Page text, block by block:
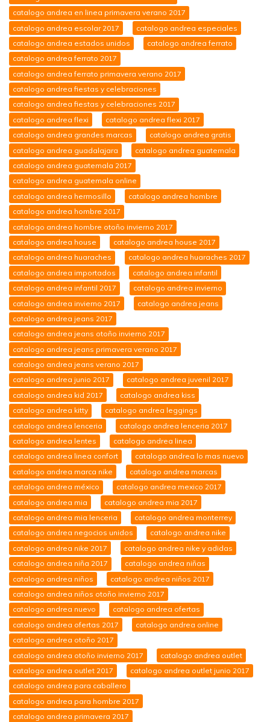
catalogo andrea en linea primavera verano 2017
catalogo andrea escolar 2017
catalogo andrea especiales
catalogo andrea estados unidos
catalogo andrea ferrato
catalogo andrea ferrato 2017
catalogo andrea ferrato primavera verano 2017
catalogo andrea fiestas y celebraciones
catalogo andrea fiestas y celebraciones 2017
catalogo andrea flexi
catalogo andrea flexi 2017
catalogo andrea grandes marcas
catalogo andrea gratis
catalogo andrea guadalajara
catalogo andrea guatemala
catalogo andrea guatemala 2017
catalogo andrea guatemala online
catalogo andrea hermosillo
catalogo andrea hombre
catalogo andrea hombre 2017
catalogo andrea hombre otoño invierno 2017
catalogo andrea house
catalogo andrea house 2017
catalogo andrea huaraches
catalogo andrea huaraches 2017
catalogo andrea importados
catalogo andrea infantil
catalogo andrea infantil 2017
catalogo andrea invierno
catalogo andrea invierno 2017
catalogo andrea jeans
catalogo andrea jeans 2017
catalogo andrea jeans otoño invierno 2017
catalogo andrea jeans primavera verano 2017
catalogo andrea jeans verano 2017
catalogo andrea junio 2017
catalogo andrea juvenil 2017
catalogo andrea kid 2017
catalogo andrea kiss
catalogo andrea kitty
catalogo andrea leggings
catalogo andrea lenceria
catalogo andrea lenceria 2017
catalogo andrea lentes
catalogo andrea linea
catalogo andrea linea confort
catalogo andrea lo mas nuevo
catalogo andrea marca nike
catalogo andrea marcas
catalogo andrea méxico
catalogo andrea mexico 2017
catalogo andrea mia
catalogo andrea mia 2017
catalogo andrea mia lenceria
catalogo andrea monterrey
catalogo andrea negocios unidos
catalogo andrea nike
catalogo andrea nike 2017
catalogo andrea nike y adidas
catalogo andrea niña 2017
catalogo andrea niñas
catalogo andrea niños
catalogo andrea niños 2017
catalogo andrea niños otoño invierno 2017
catalogo andrea nuevo
catalogo andrea ofertas
catalogo andrea ofertas 2017
catalogo andrea online
catalogo andrea otoño 2017
catalogo andrea otoño invierno 2017
catalogo andrea outlet
catalogo andrea outlet 2017
catalogo andrea outlet junio 2017
catalogo andrea para caballero
catalogo andrea para hombre 2017
catalogo andrea primavera 2017